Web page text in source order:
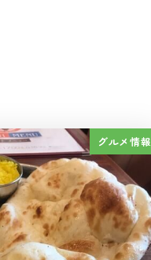
グルメ情報